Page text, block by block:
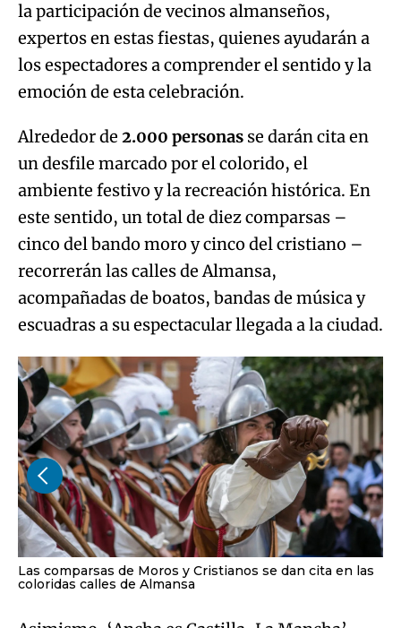
la participación de vecinos almanseños,
expertos en estas fiestas, quienes ayudarán a
los espectadores a comprender el sentido y la
emoción de esta celebración.
Alrededor de 2.000 personas se darán cita en
un desfile marcado por el colorido, el
ambiente festivo y la recreación histórica. En
este sentido, un total de diez comparsas –
cinco del bando moro y cinco del cristiano –
recorrerán las calles de Almansa,
acompañadas de boatos, bandas de música y
escuadras a su espectacular llegada a la ciudad.
Las comparsas de Moros y Cristianos se dan cita en las
coloridas calles de Almansa